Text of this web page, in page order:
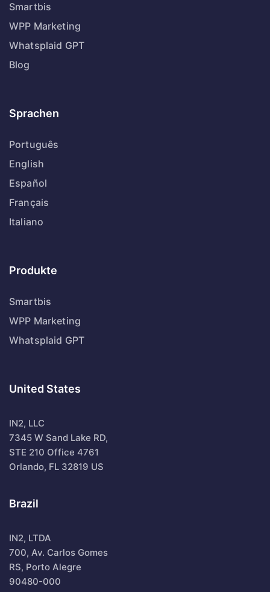
Smartbis
WPP Marketing
Whatsplaid GPT
Blog
Sprachen
Português
English
Español
Français
Italiano
Produkte
Smartbis
WPP Marketing
Whatsplaid GPT
United States
IN2, LLC
7345 W Sand Lake RD,
STE 210 Office 4761
Orlando, FL 32819 US
Brazil
IN2, LTDA
700, Av. Carlos Gomes
RS, Porto Alegre
90480-000